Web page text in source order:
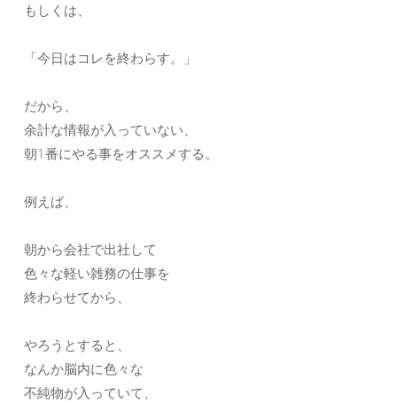
もしくは、
「今日はコレを終わらす。」
だから、
余計な情報が入っていない、
朝1番にやる事をオススメする。
例えば、
朝から会社で出社して
色々な軽い雑務の仕事を
終わらせてから、
やろうとすると、
なんか脳内に色々な
不純物が入っていて、